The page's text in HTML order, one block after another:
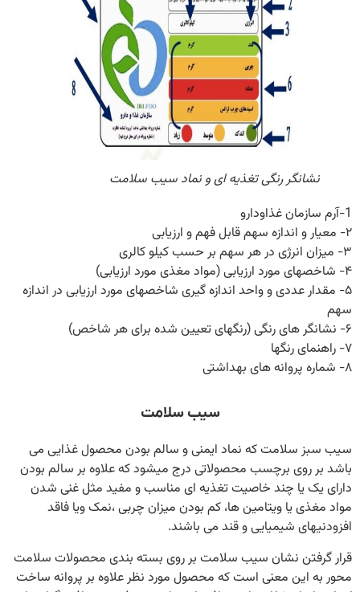
نشانگر رنگی تغذیه ای و نماد سیب سلامت
1-آرم سازمان غذاودارو
۲- معیار و اندازه سهم قابل فهم و ارزیابی
۳- میزان انرژی در هر سهم بر حسب کیلو کالری
۴- شاخصهای مورد ارزیابی (مواد مغذی مورد ارزیابی)
۵- مقدار عددی و واحد اندازه گیری شاخصهای مورد ارزیابی در اندازه
سهم
۶- نشانگر های رنگی (رنگهای تعیین شده برای هر شاخص)
۷- راهنمای رنگها
۸- شماره پروانه های بهداشتی
سیب سلامت
سیب سبز سلامت که نماد ایمنی و سالم بودن محصول غذایی می
باشد بر روی برچسب محصولاتی درج میشود که علاوه بر سالم بودن
دارای یک یا چند خاصیت تغذیه ای مناسب و مفید مثل غنی شدن
مواد مغذی یا ویتامین ها، کم بودن میزان چربی ،نمک ویا فاقد
افزودنیهای شیمیایی و قند می باشند.
قرار گرفتن نشان سیب سلامت بر روی بسته بندی محصولات سلامت
محور به این معنی است که محصول مورد نظر علاوه بر پروانه ساخت